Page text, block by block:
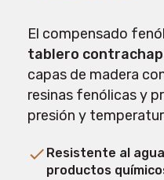
El compensado
tablero
capas de madera
resinas fenólicas y
presión y
Resistente al
productos